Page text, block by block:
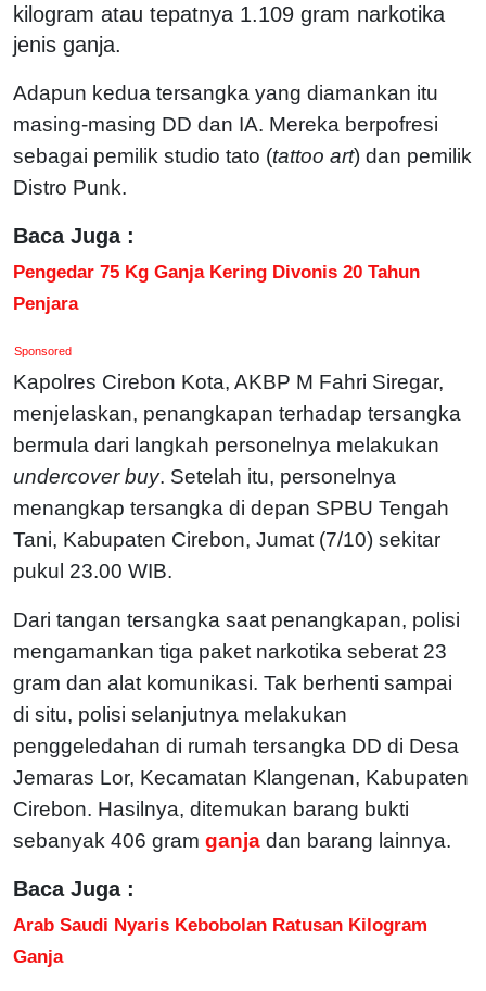
kilogram atau tepatnya 1.109 gram narkotika
jenis ganja.
Adapun kedua tersangka yang diamankan itu
masing-masing DD dan IA. Mereka berpofresi
sebagai pemilik studio tato (tattoo art) dan pemilik
Distro Punk.
Baca Juga :
Pengedar 75 Kg Ganja Kering Divonis 20 Tahun
Penjara
Sponsored
Kapolres Cirebon Kota, AKBP M Fahri Siregar,
menjelaskan, penangkapan terhadap tersangka
bermula dari langkah personelnya melakukan
undercover buy. Setelah itu, personelnya
menangkap tersangka di depan SPBU Tengah
Tani, Kabupaten Cirebon, Jumat (7/10) sekitar
pukul 23.00 WIB.
Dari tangan tersangka saat penangkapan, polisi
mengamankan tiga paket narkotika seberat 23
gram dan alat komunikasi. Tak berhenti sampai
di situ, polisi selanjutnya melakukan
penggeledahan di rumah tersangka DD di Desa
Jemaras Lor, Kecamatan Klangenan, Kabupaten
Cirebon. Hasilnya, ditemukan barang bukti
sebanyak 406 gram ganja dan barang lainnya.
Baca Juga :
Arab Saudi Nyaris Kebobolan Ratusan Kilogram
Ganja